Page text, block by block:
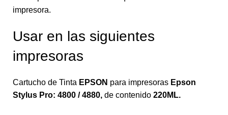
impresora.
Usar en las siguientes
impresoras
Cartucho de Tinta EPSON para impresoras Epson
Stylus Pro: 4800 / 4880, de contenido 220ML.